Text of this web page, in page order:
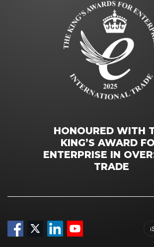
HONOURED WITH
KING’S AWARD
ENTERPRISE IN
TRADE